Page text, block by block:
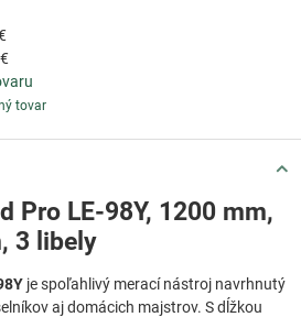
tovar
Pro LE-98Y, 1200 mm,
3 libely
je spoľahlivý merací nástroj navrhnutý
aj domácich majstrov. S dĺžkou